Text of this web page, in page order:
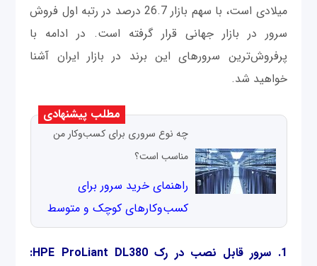
میلادی است، با سهم بازار 26.7 درصد در رتبه اول فروش
سرور در بازار جهانی قرار گرفته است. در ادامه با
پرفروش‌ترین سرورهای این برند در بازار ایران آشنا
خواهید شد.
مطلب پیشنهادی
چه نوع سروری برای کسب‌وکار من
مناسب است؟
راهنمای خرید سرور برای
کسب‌وکارهای کوچک و متوسط
1. سرور قابل نصب در رک HPE ProLiant DL380: